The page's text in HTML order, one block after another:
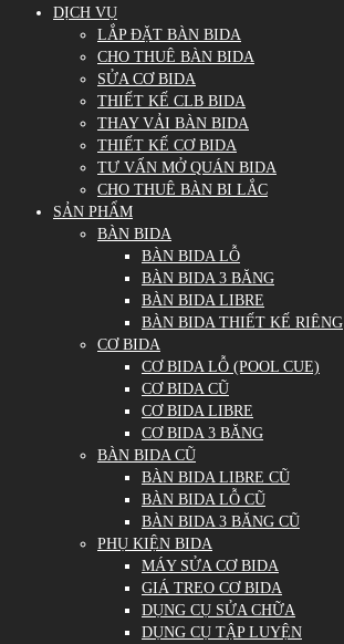
DỊCH VỤ
LẮP ĐẶT BÀN BIDA
CHO THUÊ BÀN BIDA
SỬA CƠ BIDA
THIẾT KẾ CLB BIDA
THAY VẢI BÀN BIDA
THIẾT KẾ CƠ BIDA
TƯ VẤN MỞ QUÁN BIDA
CHO THUÊ BÀN BI LẮC
SẢN PHẨM
BÀN BIDA
BÀN BIDA LỖ
BÀN BIDA 3 BĂNG
BÀN BIDA LIBRE
BÀN BIDA THIẾT KẾ RIÊNG
CƠ BIDA
CƠ BIDA LỖ (POOL CUE)
CƠ BIDA CŨ
CƠ BIDA LIBRE
CƠ BIDA 3 BĂNG
BÀN BIDA CŨ
BÀN BIDA LIBRE CŨ
BÀN BIDA LỖ CŨ
BÀN BIDA 3 BĂNG CŨ
PHỤ KIỆN BIDA
MÁY SỬA CƠ BIDA
GIÁ TREO CƠ BIDA
DỤNG CỤ SỬA CHỮA
DỤNG CỤ TẬP LUYỆN